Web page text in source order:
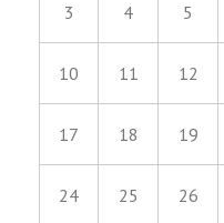
3 4 5
10 11 12
17 18 19
24 25 26